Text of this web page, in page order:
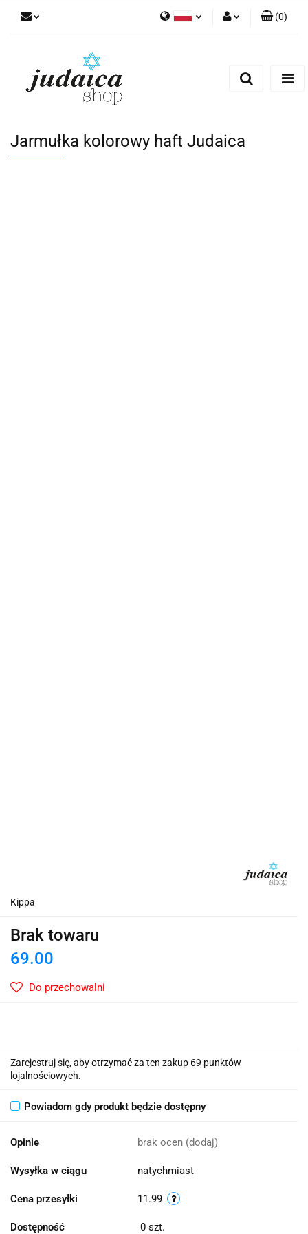
(0)
Jarmułka kolorowy haft Judaica
Kippa
Brak towaru
69.00
Do przechowalni
Zarejestruj się, aby otrzymać za ten zakup 69 punktów
lojalnościowych.
Powiadom gdy produkt będzie dostępny
Opinie brak ocen (dodaj)
Wysyłka w ciągu natychmiast
Cena przesyłki 11.99
Dostępność 0 szt.